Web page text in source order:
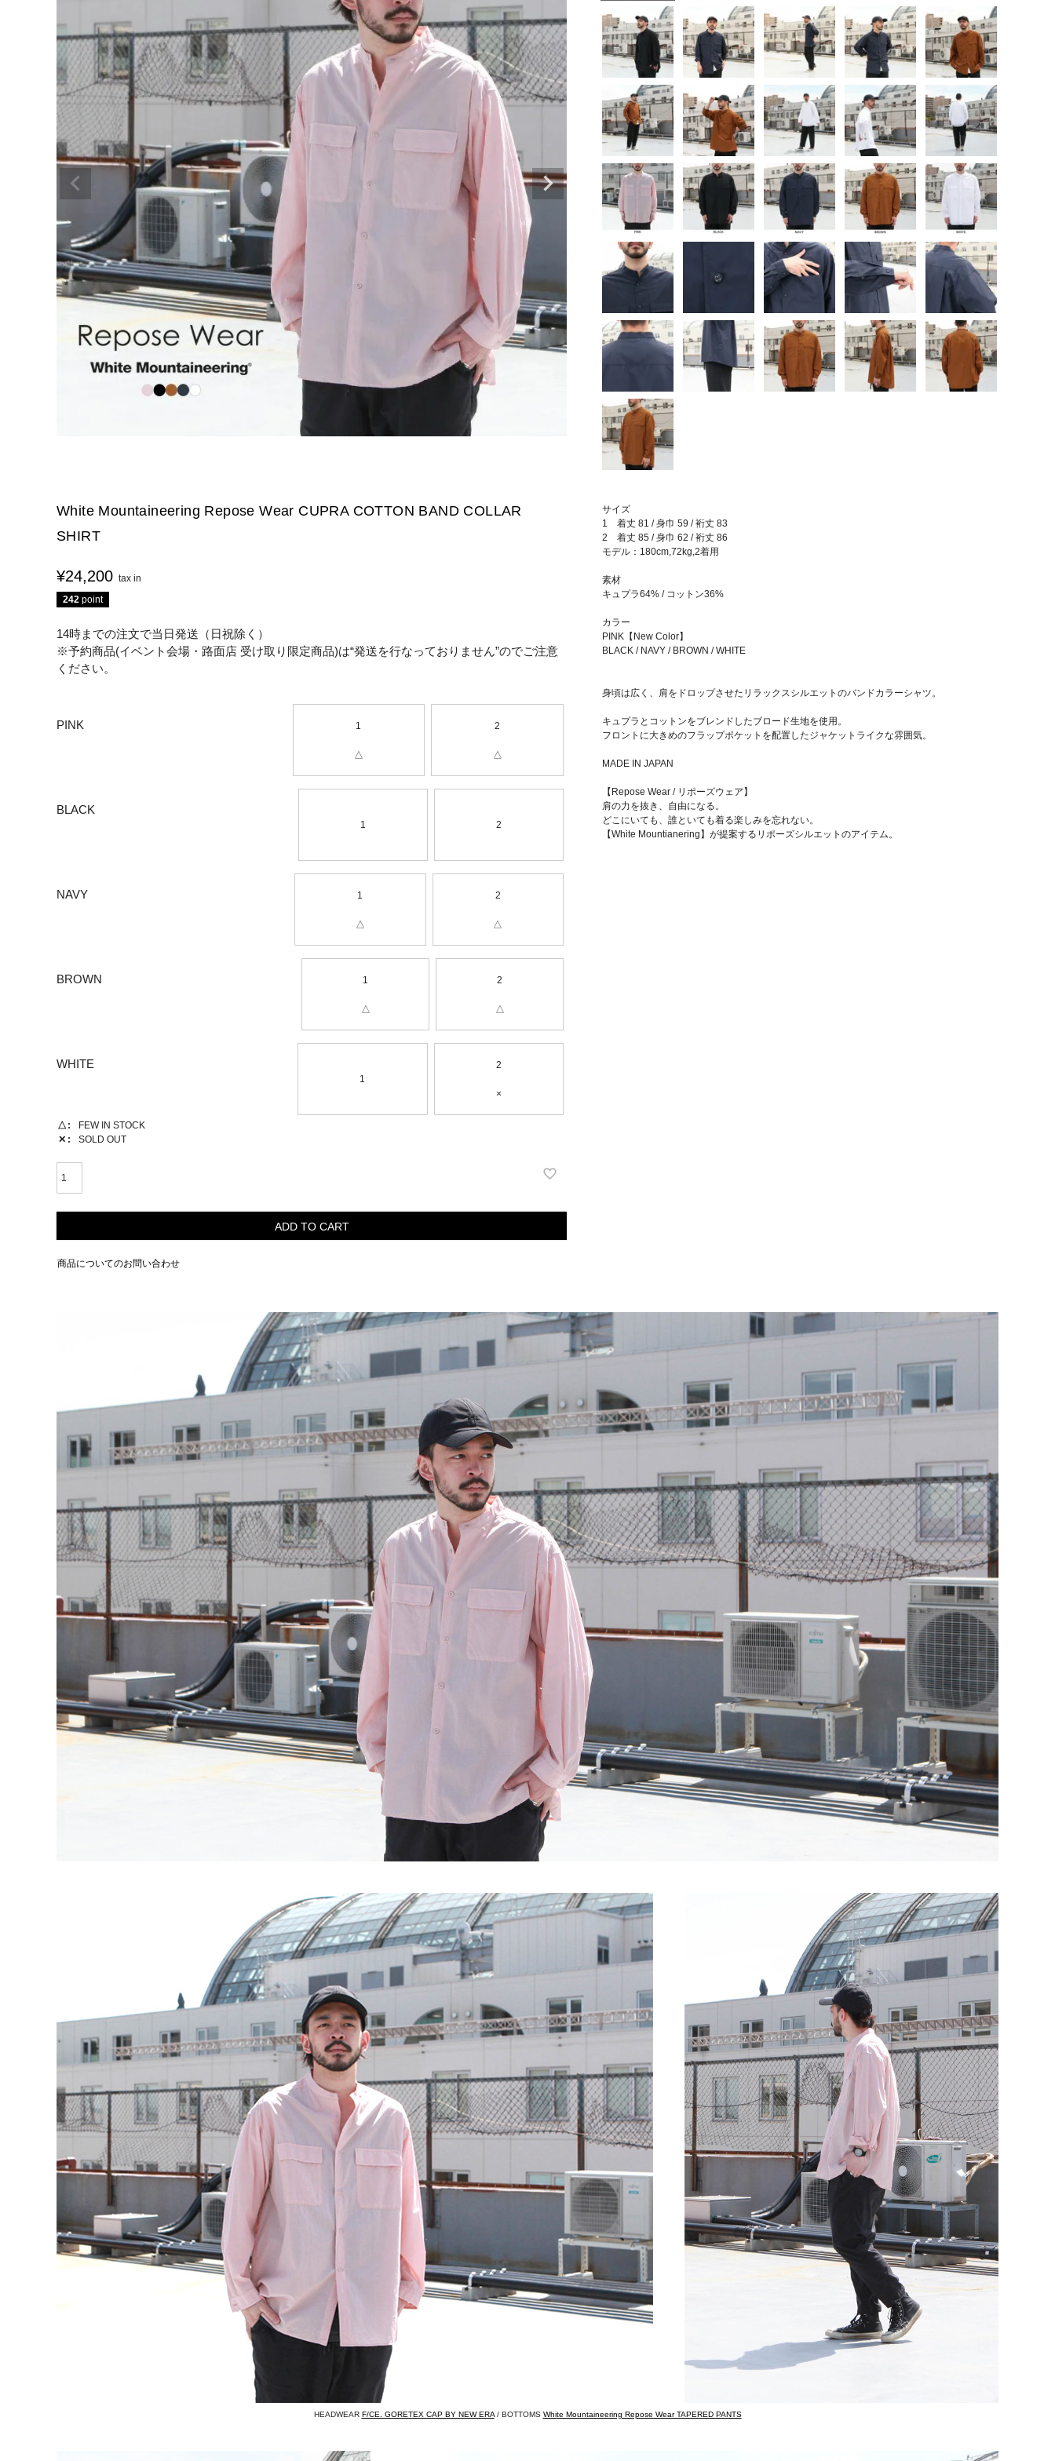
White Mountaineering Repose Wear CUPRA COTTON BAND COLLAR
SHIRT
¥24,200
242 point
14時までの注文で当日発送（日祝除く）
※予約商品(イベント会場・路面店 受け取り限定商品)は“発送を行なっておりません”のでご注意
ください。
PINK 1
△
2
△
BLACK
1 2
NAVY 1
△
2
△
BROWN 1
△
2
△
WHITE
1
2
×
△
FEW IN STOCK
✕
SOLD OUT
ADD TO CART
商品についてのお問い合わせ
サイズ
1 着丈 81 / 身巾 59 / 裄丈 83
2 着丈 85 / 身巾 62 / 裄丈 86
モデル：180cm,72kg,2着用
素材
キュプラ64% / コットン36%
カラー
PINK【New Color】
BLACK / NAVY / BROWN / WHITE
身頃は広く、肩をドロップさせたリラックスシルエットのバンドカラーシャツ。
キュプラとコットンをブレンドしたブロード生地を使用。
フロントに大きめのフラップポケットを配置したジャケットライクな雰囲気。
MADE IN JAPAN
【Repose Wear / リポーズウェア】
肩の力を抜き、自由になる。
どこにいても、誰といても着る楽しみを忘れない。
【White Mountianering】が提案するリポーズシルエットのアイテム。
HEADWEAR F/CE. GORETEX CAP BY NEW ERA/ BOTTOMS White Mountaineering Repose Wear TAPERED PANTS